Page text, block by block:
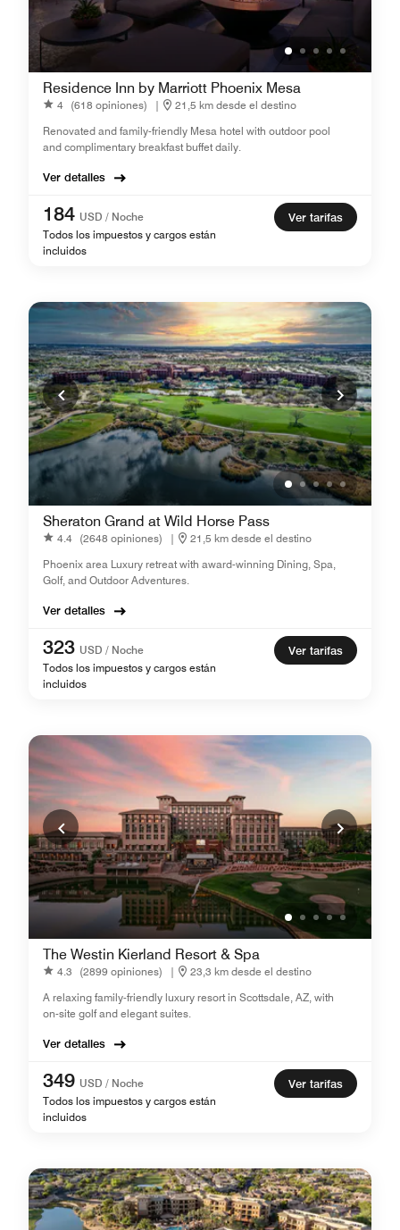
Residence Inn by Marriott Phoenix Mesa
4 (618 opiniones) |
21,5 km desde el destino
Renovated and family-friendly Mesa hotel with outdoor pool
and complimentary breakfast buffet daily.
Ver detalles
184 USD / Noche
Todos los impuestos y cargos están
incluidos
Ver tarifas
Sheraton Grand at Wild Horse Pass
4.4 (2648 opiniones) |
21,5 km desde el destino
Phoenix area Luxury retreat with award-winning Dining, Spa,
Golf, and Outdoor Adventures.
Ver detalles
323 USD / Noche
Todos los impuestos y cargos están
incluidos
Ver tarifas
The Westin Kierland Resort & Spa
4.3 (2899 opiniones) |
23,3 km desde el destino
A relaxing family-friendly luxury resort in Scottsdale, AZ, with
on-site golf and elegant suites.
Ver detalles
349 USD / Noche
Todos los impuestos y cargos están
incluidos
Ver tarifas